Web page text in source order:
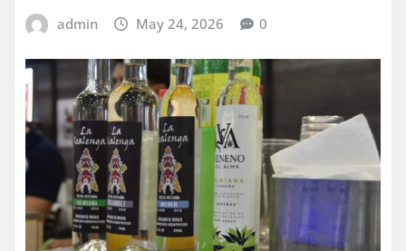
admin May 24, 2026 0